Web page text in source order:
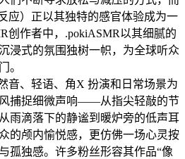
应）正以其独特的感官体验成为一
创作者中，.pokiASMR以其细腻的
浸式的氛围独树一帜，为全球听众
。
音、轻语、角X 扮演和日常场景为
捕捉细微声响——从指尖轻敲的节
雨滴落下的静谧到暖炉旁的低声耳
的颅内愉悦感，更仿佛一场心灵按
孤独感。许多粉丝形容其作品“像